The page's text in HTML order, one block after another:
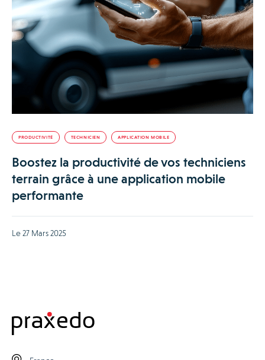
PRODUCTIVITÉ TECHNICIEN APPLICATION MOBILE
Boostez la productivité de vos techniciens
terrain grâce à une application mobile
performante
Le 27 Mars 2025